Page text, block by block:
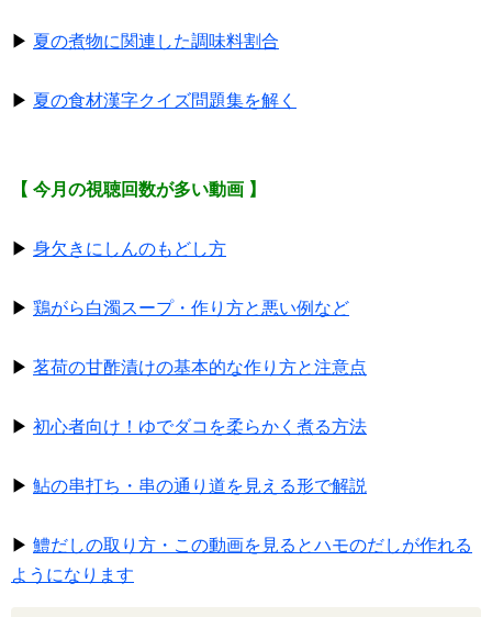
▶ 夏の煮物に関連した調味料割合
▶ 夏の食材漢字クイズ問題集を解く
【 今月の視聴回数が多い動画 】
▶ 身欠きにしんのもどし方
▶ 鶏がら白濁スープ・作り方と悪い例など
▶ 茗荷の甘酢漬けの基本的な作り方と注意点
▶ 初心者向け！ゆでダコを柔らかく煮る方法
▶ 鮎の串打ち・串の通り道を見える形で解説
▶ 鱧だしの取り方・この動画を見るとハモのだしが作れる
ようになります